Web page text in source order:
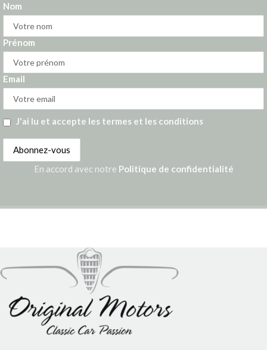
Nom
Prénom
Email
J'ai lu et accepte les termes et les conditions
En accord avec notre Politique de confidentialité